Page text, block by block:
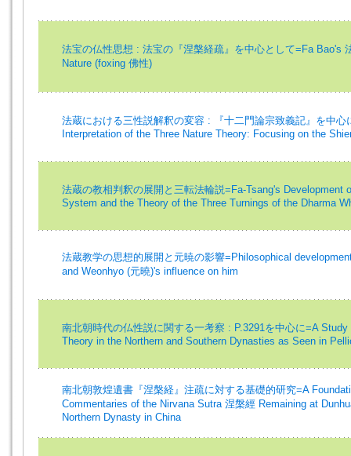
法宝の仏性思想 : 法宝の『涅槃経疏』を中心として=Fa Bao's
Nature (foxing 佛性)
法蔵における三性説解釈の変容 : 『十二門論宗致義記』を中心
Interpretation of the Three Nature Theory: Focusing on the
法蔵の教相判釈の展開と三転法輪説=Fa-Tsang's Development
System and the Theory of the Three Turnings of the Dharma
法蔵教学の思想的展開と元暁の影響=Philosophical
and Weonhyo (元曉)'s influence on him
南北朝時代の仏性説に関する一考察 : P.3291を中心に=A
Theory in the Northern and Southern Dynasties as Seen in
南北朝敦煌遺書『涅槃経』注疏に対する基礎的研究=A
Commentaries of the Nirvana Sutra 涅槃經 Remaining at
Northern Dynasty in China